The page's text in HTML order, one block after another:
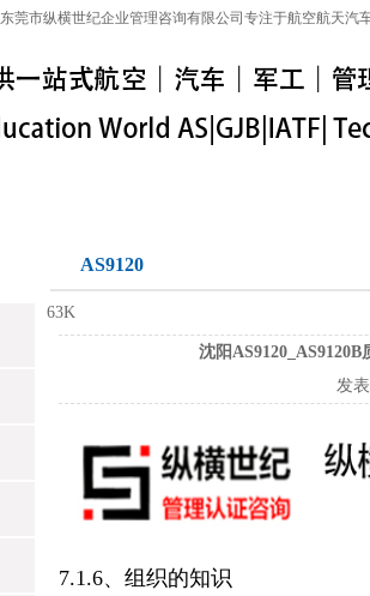
东莞市纵横世纪企业管理咨询有限公司专注于航空航天汽
AS9120
63K
沈阳
发
7.1.6、组织的知识